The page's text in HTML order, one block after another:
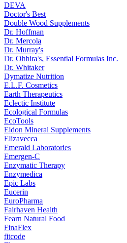
DEVA
Doctor's Best
Double Wood Supplements
Dr. Hoffman
Dr. Mercola
Dr. Murray's
Dr. Ohhira's, Essential Formulas Inc.
Dr. Whitaker
Dymatize Nutrition
E.L.F. Cosmetics
Earth Therapeutics
Eclectic Institute
Ecological Formulas
EcoTools
Eidon Mineral Supplements
Elizavecca
Emerald Laboratories
Emergen-C
Enzymatic Therapy
Enzymedica
Epic Labs
Eucerin
EuroPharma
Fairhaven Health
Fearn Natural Food
FinaFlex
fitcode